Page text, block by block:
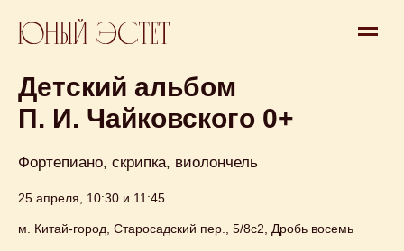
Афиша> Концерт
Детский альбом
П. И. Чайковского 0+
Фортепиано, скрипка, виолончель
25 апреля, 10:30 и 11:45
м. Китай-город, Старосадский пер., 5/8с2, Дробь восемь